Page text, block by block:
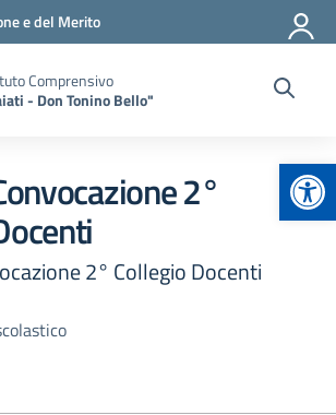
e del Merito
Comprensivo
- Don Tonino Bello"
2°
2° Collegio Docenti